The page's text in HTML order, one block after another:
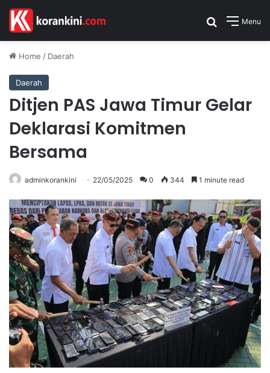
Menu
Search for
Home / Daerah
Daerah
Ditjen PAS Jawa Timur Gelar
Deklarasi Komitmen
Bersama
adminkorankini 22/05/2025 0 344 1 minute read